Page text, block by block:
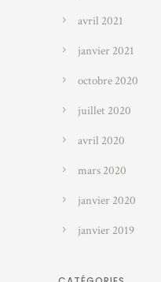
avril 2021
janvier 2021
octobre 2020
juillet 2020
avril 2020
mars 2020
janvier 2020
janvier 2019